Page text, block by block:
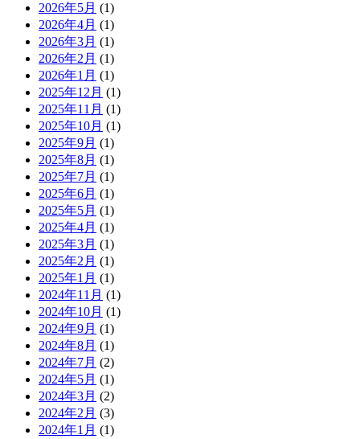
2026年5月 (1)
2026年4月 (1)
2026年3月 (1)
2026年2月 (1)
2026年1月 (1)
2025年12月 (1)
2025年11月 (1)
2025年10月 (1)
2025年9月 (1)
2025年8月 (1)
2025年7月 (1)
2025年6月 (1)
2025年5月 (1)
2025年4月 (1)
2025年3月 (1)
2025年2月 (1)
2025年1月 (1)
2024年11月 (1)
2024年10月 (1)
2024年9月 (1)
2024年8月 (1)
2024年7月 (2)
2024年5月 (1)
2024年3月 (2)
2024年2月 (3)
2024年1月 (1)